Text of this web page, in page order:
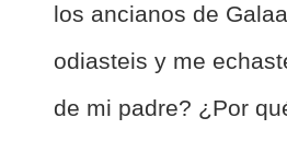
los ancianos de
odiasteis y me
de mi padre? ¿Por